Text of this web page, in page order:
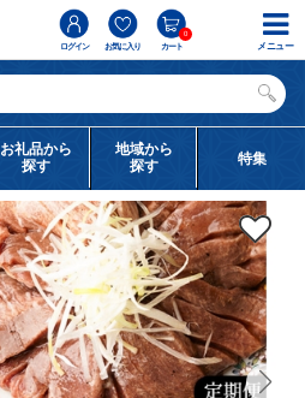
ログイン お気に入り カート
0
お礼品から
探す
地域から
探す
特集
メニュー